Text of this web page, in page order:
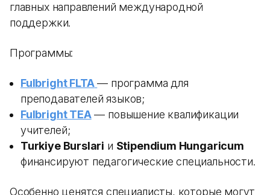
главных направлений международной
поддержки.
Программы:
Fulbright FLTA — программа для
преподавателей языков;
Fulbright TEA— повышение квалификации
учителей;
Turkiye Burslari и Stipendium Hungaricum
финансируют педагогические специальности.
Особенно ценятся специалисты, которые могут